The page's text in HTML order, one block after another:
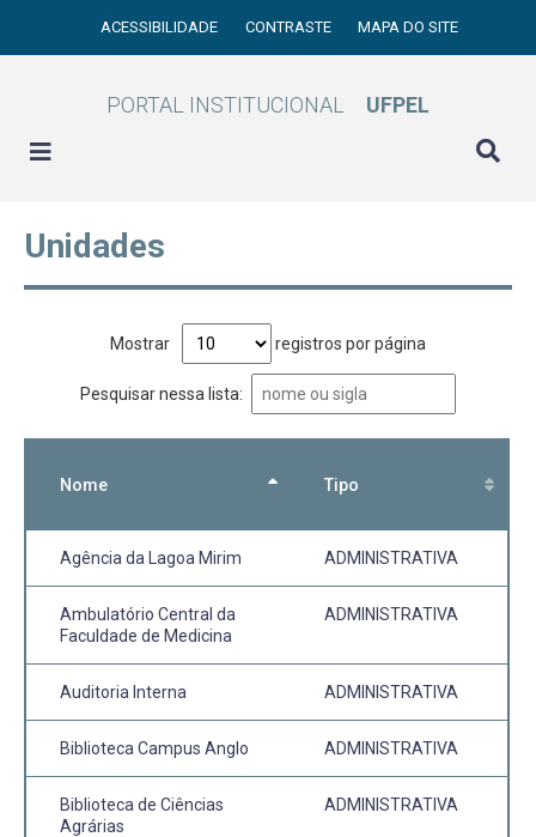
ACESSIBILIDADE CONTRASTE MAPA DO SITE
PORTAL INSTITUCIONAL UFPEL
Unidades
Mostrar registros por página
Pesquisar nessa lista:
Nome Tipo
Agência da Lagoa Mirim ADMINISTRATIVA
Ambulatório Central da
Faculdade de Medicina
ADMINISTRATIVA
Auditoria Interna ADMINISTRATIVA
Biblioteca Campus Anglo ADMINISTRATIVA
Biblioteca de Ciências
Agrárias
ADMINISTRATIVA